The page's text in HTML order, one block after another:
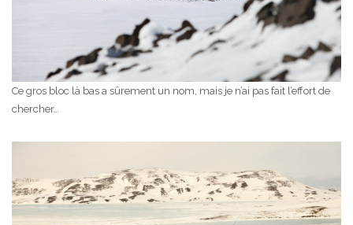
Ce gros bloc là bas a sûrement un nom, mais je n’ai pas fait l’effort de
chercher…